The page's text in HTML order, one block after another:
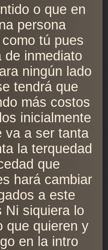
o que en
persona
tú pues
de inmediato
ningún lado
tendrá que
más costos
inicialmente
va a ser tanta
la terquedad
que
hará cambiar
a este
Ni siquiera lo
que quieren y
en la intro